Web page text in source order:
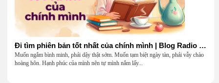
Đi tìm phiên bản tốt nhất của chính mình | Blog Radio 903
Muốn ngắm bình minh, phải dậy thật sớm. Muốn tạm biệt ngày tàn, phải vẫy chào
hoàng hôn. Hạnh phúc của mình nên tự mình nắm lấy...